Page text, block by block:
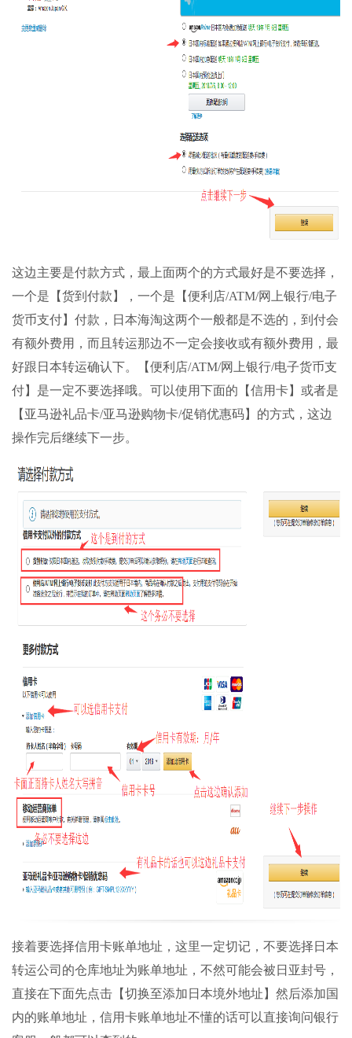
这边主要是付款方式，最上面两个的方式最好是不要选择，
一个是【货到付款】，一个是【便利店/ATM/网上银行/电子
货币支付】付款，日本海淘这两个一般都是不选的，到付会
有额外费用，而且转运那边不一定会接收或有额外费用，最
好跟日本转运确认下。【便利店/ATM/网上银行/电子货币支
付】是一定不要选择哦。可以使用下面的【信用卡】或者是
【亚马逊礼品卡/亚马逊购物卡/促销优惠码】的方式，这边
操作完后继续下一步。
接着要选择信用卡账单地址，这里一定切记，不要选择日本
转运公司的仓库地址为账单地址，不然可能会被日亚封号，
直接在下面先点击【切换至添加日本境外地址】然后添加国
内的账单地址，信用卡账单地址不懂的话可以直接询问银行